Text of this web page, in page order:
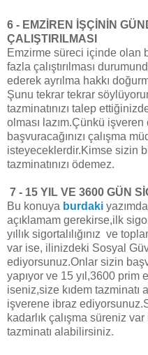
6 - EMZİREN İŞÇİNİN
ÇALIŞTIRILMASI
Emzirme süreci içinde olan
fazla çalıştırılması
ederek ayrılma hakkı
Şunu tekrar tekrar
tazminatınızı talep
olması lazım.Çünkü işveren
başvuracağınızı çalışma
isteyeceklerdir.Kimse sizin
tazminatınızı ödemez.
7 - 15 YIL VE 3600 GÜN
Bu konuya burdaki
açıklamam gerekirse,ilk
yıllık sigortalılığınız ve
var ise, ilinizdeki Sosyal
ediyorsunuz.Onlar sizin
yapıyor ve 15 yıl,3600 prim
iseniz,size kıdem tazminatı
işverene ibraz
kadarlık çalışma süreniz
tazminatı alabilirsiniz.